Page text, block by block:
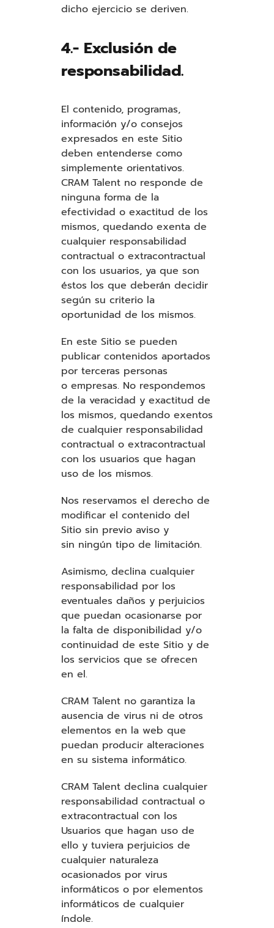
dicho ejercicio se deriven.
4.- Exclusión de
responsabilidad.
El contenido, programas,
información y/o consejos
expresados en este Sitio
deben entenderse como
simplemente orientativos.
CRAM Talent no responde de
ninguna forma de la
efectividad o exactitud de los
mismos, quedando exenta de
cualquier responsabilidad
contractual o extracontractual
con los usuarios, ya que son
éstos los que deberán decidir
según su criterio la
oportunidad de los mismos.
En este Sitio se pueden
publicar contenidos aportados
por terceras personas
o empresas. No respondemos
de la veracidad y exactitud de
los mismos, quedando exentos
de cualquier responsabilidad
contractual o extracontractual
con los usuarios que hagan
uso de los mismos.
Nos reservamos el derecho de
modificar el contenido del
Sitio sin previo aviso y
sin ningún tipo de limitación.
Asimismo, declina cualquier
responsabilidad por los
eventuales daños y perjuicios
que puedan ocasionarse por
la falta de disponibilidad y/o
continuidad de este Sitio y de
los servicios que se ofrecen
en el.
CRAM Talent no garantiza la
ausencia de virus ni de otros
elementos en la web que
puedan producir alteraciones
en su sistema informático.
CRAM Talent declina cualquier
responsabilidad contractual o
extracontractual con los
Usuarios que hagan uso de
ello y tuviera perjuicios de
cualquier naturaleza
ocasionados por virus
informáticos o por elementos
informáticos de cualquier
índole.